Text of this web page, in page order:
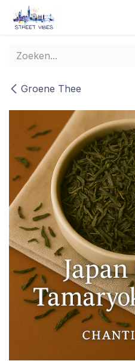
Overslaan naar inhoud
Groene Thee